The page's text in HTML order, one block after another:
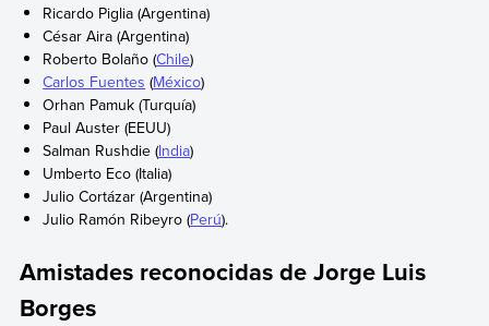
Ricardo Piglia (Argentina)
César Aira (Argentina)
Roberto Bolaño (Chile)
Carlos Fuentes (México)
Orhan Pamuk (Turquía)
Paul Auster (EEUU)
Salman Rushdie (India)
Umberto Eco (Italia)
Julio Cortázar (Argentina)
Julio Ramón Ribeyro (Perú).
Amistades reconocidas de Jorge Luis
Borges